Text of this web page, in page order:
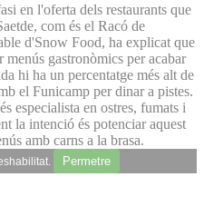
en l'oferta dels restaurants que
com és el Racó de
d'Snow Food, ha explicat que
menús gastronòmics per acabar
hi ha un percentatge més alt de
el Funicamp per dinar a pistes.
especialista en ostres, fumats i
la intenció és potenciar aquest
amb carns a la brasa.
Permetre